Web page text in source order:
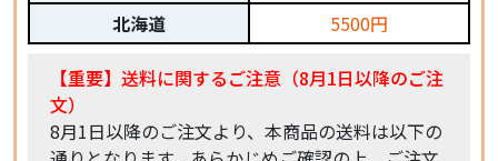
北海道
5500円
【重要】送料に関するご注意（8月1日以降のご注
文）
8月1日以降のご注文より、本商品の送料は以下の